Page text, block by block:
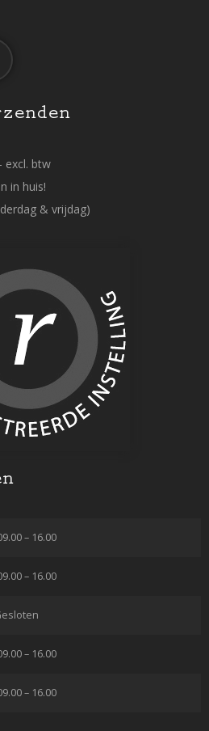
excl. btw
in huis!
& vrijdag)
– 16.00
– 16.00
– 16.00
– 16.00